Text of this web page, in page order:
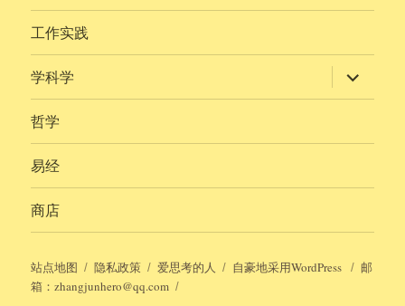
工作实践
学科学 展
开
子
哲学
易经
商店
站点地图 隐私政策 爱思考的人 自豪地采用WordPress
邮
箱：zhangjunhero@qq.com